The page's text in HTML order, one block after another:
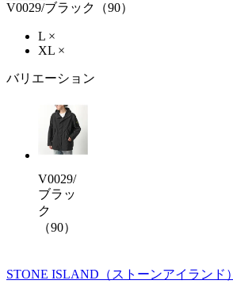
V0029/ブラック（90）
L ×
XL ×
バリエーション
V0029/
ブラッ
ク
（90）
STONE ISLAND （ストーンアイランド）